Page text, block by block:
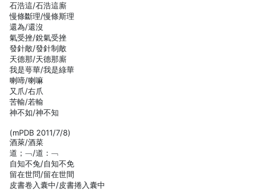
石浩這/石浩這廝
慢條斷理/慢條斯理
還為/還沒
氣受挫/銳氣受挫
發針敵/發針制敵
天德那/天德那廝
我是萼華/我是綠華
喇啼/喇嘛
又爪/右爪
苦輸/若輸
神不如/神不知
(mPDB 2011/7/8)
酒萊/酒菜
道；﹁/道：﹁
自知不兔/自知不免
留在世問/留在世間
皮書卷入囊中/皮書捲入囊中